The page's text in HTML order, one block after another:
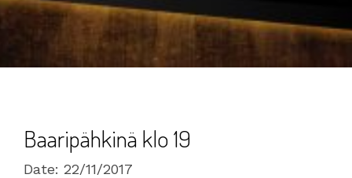
Baaripähkinä klo 19
Date: 22/11/2017